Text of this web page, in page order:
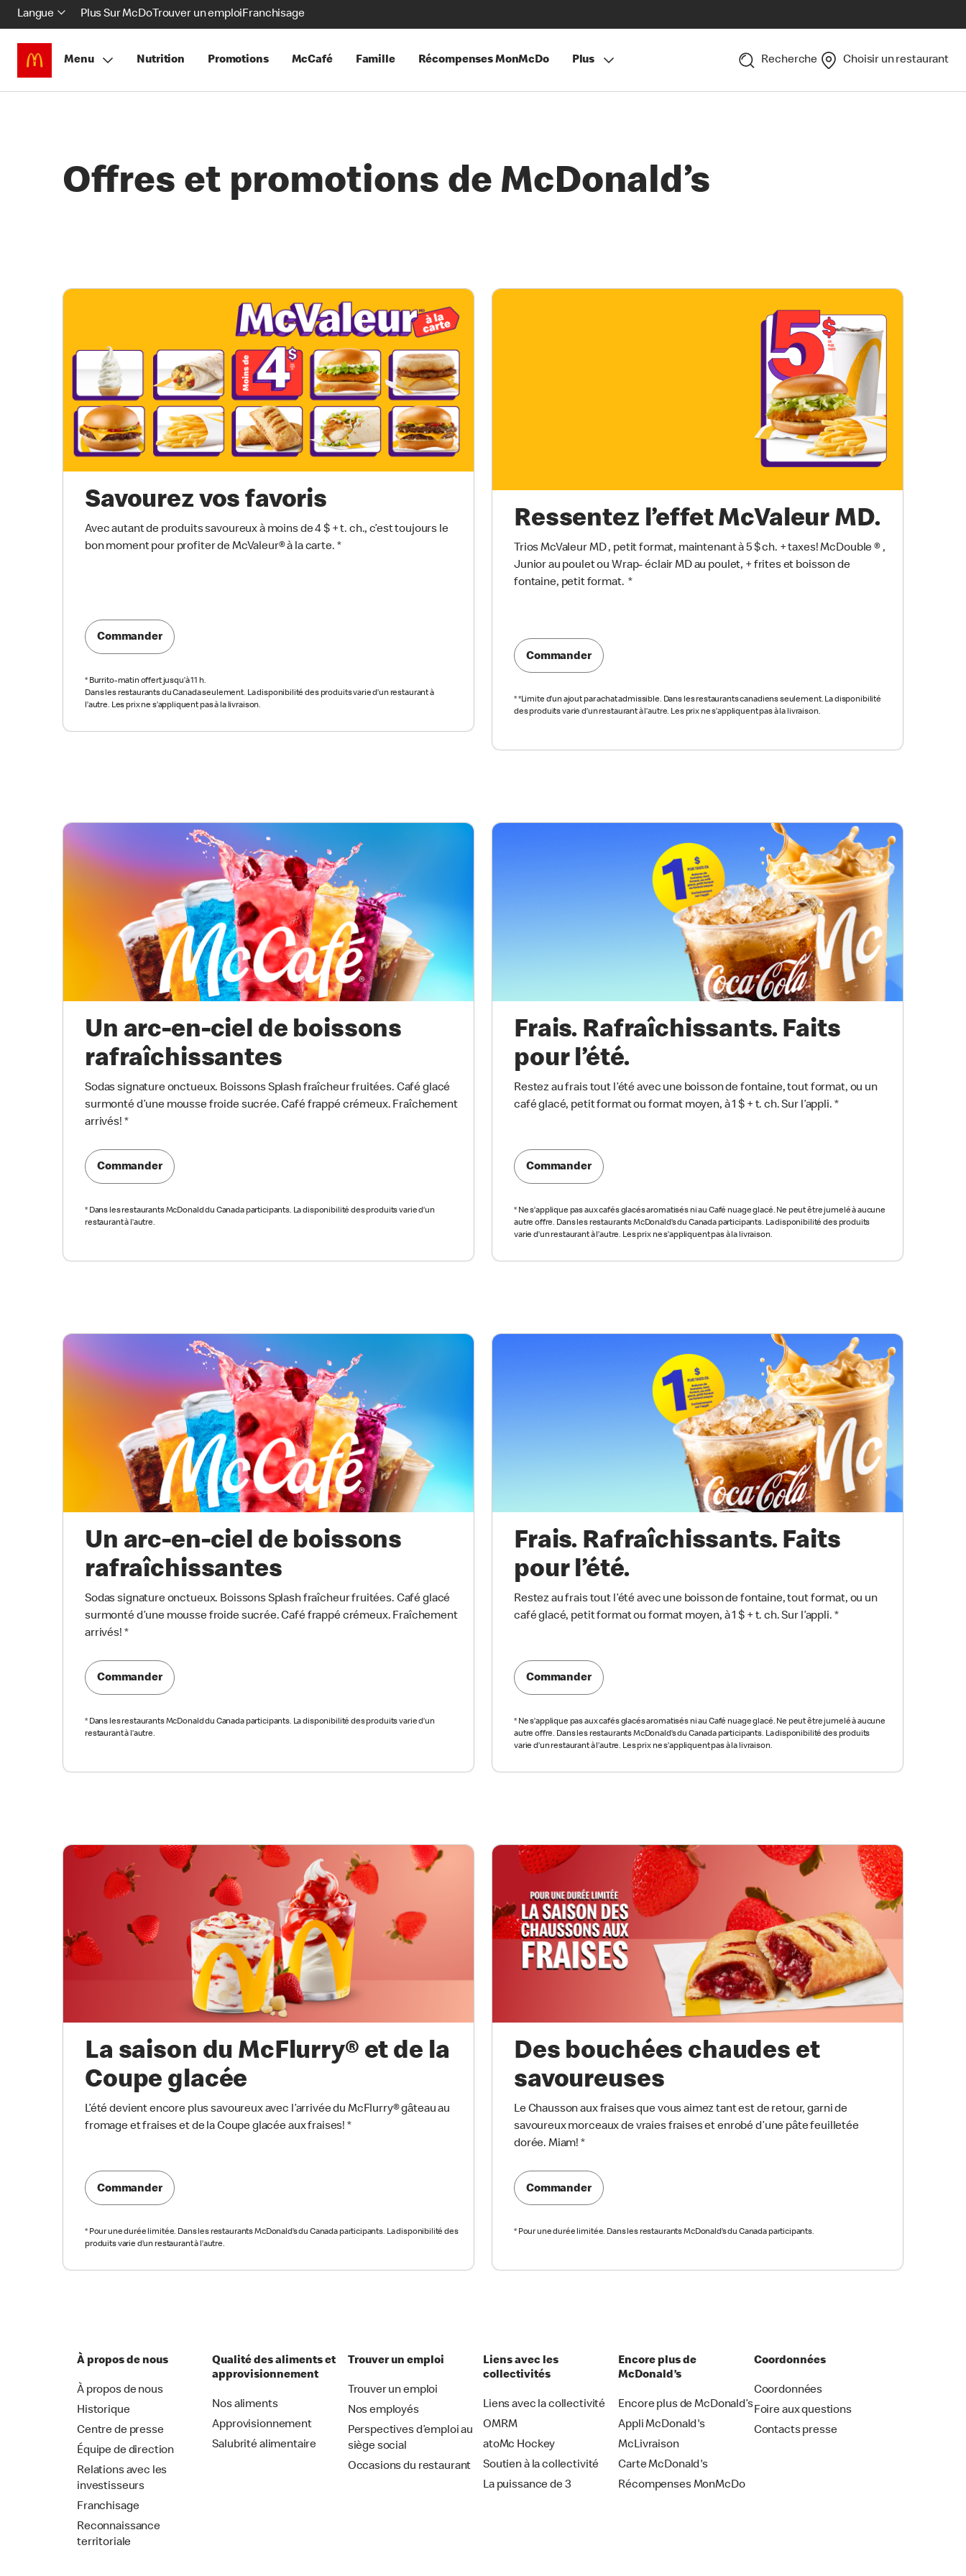
Langue Plus Sur McDoTrouver un emploiFranchisage
Menu Nutrition Promotions McCafé Famille Récompenses MonMcDo Plus Recherche Choisir un restaurant
Offres et promotions de McDonald’s
Savourez vos favoris
Avec autant de produits savoureux à moins de 4 $ + t. ch., c’est toujours le
bon moment pour profiter de McValeur® à la carte. *
Commander
* Burrito-matin offert jusqu’à 11 h.
Dans les restaurants du Canada seulement. La disponibilité des produits varie d’un restaurant à
l’autre. Les prix ne s’appliquent pas à la livraison.
Ressentez l’effet McValeur MD.
Trios McValeur MD , petit format, maintenant à 5 $ ch. + taxes! McDouble ® ,
Junior au poulet ou Wrap-éclair MD au poulet, + frites et boisson de
fontaine, petit format. *
Commander
**Limite d’un ajout par achat admissible. Dans les restaurants canadiens seulement. Ladisponibilité
des produits varie d’un restaurant àl’autre. Les prix ne s’appliquent pas à la livraison.
Un arc-en-ciel de boissons
rafraîchissantes
Sodas signature onctueux. Boissons Splash fraîcheur fruitées. Café glacé
surmonté d’une mousse froide sucrée. Café frappé crémeux. Fraîchement
arrivés! *
Commander
* Dans les restaurants McDonald du Canada participants. La disponibilité des produits varie d’un
restaurant à l’autre.
Frais. Rafraîchissants. Faits
pour l’été.
Restez au frais tout l’été avec une boisson de fontaine, tout format, ou un
café glacé, petit format ou format moyen, à 1 $ + t. ch. Sur l’appli. *
Commander
* Ne s’applique pas aux cafés glacés aromatisés ni au Café nuage glacé. Ne peut être jumelé à aucune
autre offre. Dans les restaurants McDonald’s du Canada participants. La disponibilité des produits
varie d’un restaurant à l’autre. Les prix ne s’appliquent pas à la livraison.
Un arc-en-ciel de boissons
rafraîchissantes
Sodas signature onctueux. Boissons Splash fraîcheur fruitées. Café glacé
surmonté d’une mousse froide sucrée. Café frappé crémeux. Fraîchement
arrivés! *
Commander
* Dans les restaurants McDonald du Canada participants. La disponibilité des produits varie d’un
restaurant à l’autre.
Frais. Rafraîchissants. Faits
pour l’été.
Restez au frais tout l’été avec une boisson de fontaine, tout format, ou un
café glacé, petit format ou format moyen, à 1 $ + t. ch. Sur l’appli. *
Commander
* Ne s’applique pas aux cafés glacés aromatisés ni au Café nuage glacé. Ne peut être jumelé à aucune
autre offre. Dans les restaurants McDonald’s du Canada participants. La disponibilité des produits
varie d’un restaurant à l’autre. Les prix ne s’appliquent pas à la livraison.
La saison du McFlurry® et de la
Coupe glacée
L’été devient encore plus savoureux avec l’arrivée du McFlurry® gâteau au
fromage et fraises et de la Coupe glacée aux fraises! *
Commander
* Pour une durée limitée. Dans les restaurants McDonald’s du Canada participants. La disponibilité des
produits varie d’un restaurant à l’autre.
Des bouchées chaudes et
savoureuses
Le Chausson aux fraises que vous aimez tant est de retour, garni de
savoureux morceaux de vraies fraises et enrobé d’une pâte feuilletée
dorée. Miam! *
Commander
* Pour une durée limitée. Dans les restaurants McDonald’s du Canada participants.
À propos de nous
À propos de nous
Historique
Centre de presse
Équipe de direction
Relations avec les
investisseurs
Franchisage
Reconnaissance
territoriale
Qualité des aliments et
approvisionnement
Nos aliments
Approvisionnement
Salubrité alimentaire
Trouver un emploi
Trouver un emploi
Nos employés
Perspectives d’emploi au
siège social
Occasions du restaurant
Liens avec les
collectivités
Liens avec la collectivité
OMRM
atoMc Hockey
Soutien à la collectivité
La puissance de 3
Encore plus de
McDonald’s
Encore plus de McDonald’s
Appli McDonald's
McLivraison
Carte McDonald's
Récompenses MonMcDo
Coordonnées
Coordonnées
Foire aux questions
Contacts presse